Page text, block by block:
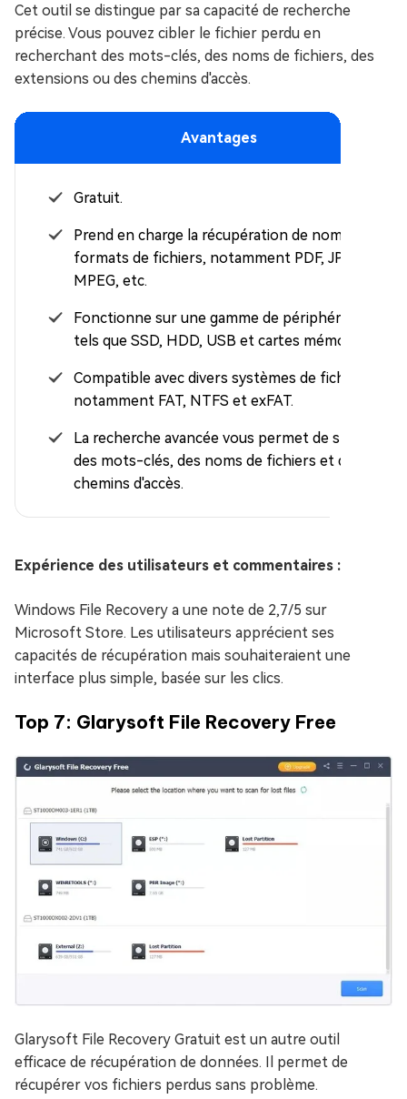
Cet outil se distingue par sa capacité de recherche
précise. Vous pouvez cibler le fichier perdu en
recherchant des mots-clés, des noms de fichiers, des
extensions ou des chemins d'accès.
Avantages
Gratuit.
Prend en charge la récupération de nombreux
formats de fichiers, notamment PDF, JPEG,
MPEG, etc.
Fonctionne sur une gamme de périphériques
tels que SSD, HDD, USB et cartes mémoire.
Compatible avec divers systèmes de fichiers,
notamment FAT, NTFS et exFAT.
La recherche avancée vous permet de spécifier
des mots-clés, des noms de fichiers et des
chemins d'accès.
Expérience des utilisateurs et commentaires :
Windows File Recovery a une note de 2,7/5 sur
Microsoft Store. Les utilisateurs apprécient ses
capacités de récupération mais souhaiteraient une
interface plus simple, basée sur les clics.
Top 7: Glarysoft File Recovery Free
Glarysoft File Recovery Gratuit est un autre outil
efficace de récupération de données. Il permet de
récupérer vos fichiers perdus sans problème.